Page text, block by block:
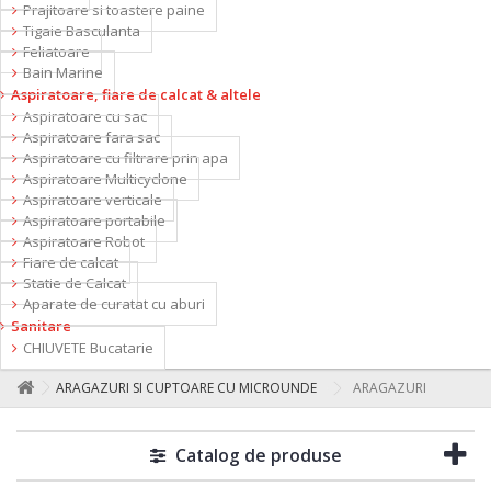
Prajitoare si toastere paine
Tigaie Basculanta
Feliatoare
Bain Marine
Aspiratoare, fiare de calcat & altele
Aspiratoare cu sac
Aspiratoare fara sac
Aspiratoare cu filtrare prin apa
Aspiratoare Multicyclone
Aspiratoare verticale
Aspiratoare portabile
Aspiratoare Robot
Fiare de calcat
Statie de Calcat
Aparate de curatat cu aburi
Sanitare
CHIUVETE Bucatarie
ARAGAZURI SI CUPTOARE CU MICROUNDE ARAGAZURI
Catalog de produse